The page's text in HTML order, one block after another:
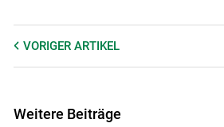
VORIGER ARTIKEL
Weitere Beiträge